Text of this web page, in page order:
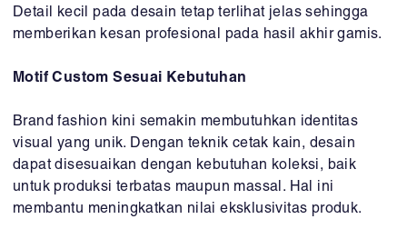
Detail kecil pada desain tetap terlihat jelas sehingga
memberikan kesan profesional pada hasil akhir gamis.
Motif Custom Sesuai Kebutuhan
Brand fashion kini semakin membutuhkan identitas
visual yang unik. Dengan teknik cetak kain, desain
dapat disesuaikan dengan kebutuhan koleksi, baik
untuk produksi terbatas maupun massal. Hal ini
membantu meningkatkan nilai eksklusivitas produk.